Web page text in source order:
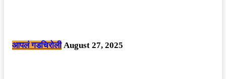
आपलं गडचिरोली August 27, 2025